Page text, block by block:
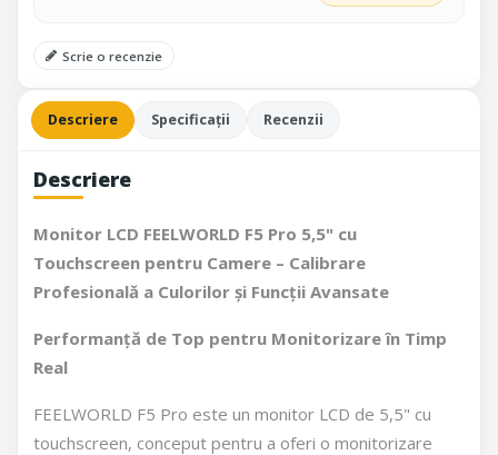
Scrie o recenzie
Descriere Specificații Recenzii
Descriere
Monitor LCD FEELWORLD F5 Pro 5,5" cu
Touchscreen pentru Camere – Calibrare
Profesională a Culorilor și Funcții Avansate
Performanță de Top pentru Monitorizare în Timp
Real
FEELWORLD F5 Pro este un monitor LCD de 5,5" cu
touchscreen, conceput pentru a oferi o monitorizare